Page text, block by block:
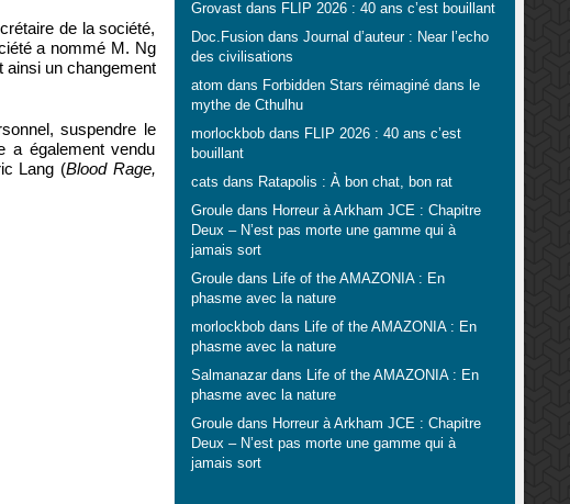
de la société,
a nommé M. Ng
ainsi un changement
suspendre le
a également vendu
Lang (Blood Rage,
Grovastdans FLIP 2026 : 40 ans c’est bouillant
Doc.Fusiondans Journal d’auteur : Near l’echo
des civilisations
atom dans Forbidden Stars réimaginé dans le
mythe de Cthulhu
morlockbobdans FLIP 2026 : 40 ans c’est
bouillant
cats dans Ratapolis : À bon chat, bon rat
Grouledans Horreur à Arkham JCE : Chapitre
Deux – N’est pas morte une gamme qui à
jamais sort
Grouledans Life of the AMAZONIA : En
phasme avec la nature
morlockbobdans Life of the AMAZONIA : En
phasme avec la nature
Salmanazardans Life of the AMAZONIA : En
phasme avec la nature
Grouledans Horreur à Arkham JCE : Chapitre
Deux – N’est pas morte une gamme qui à
jamais sort